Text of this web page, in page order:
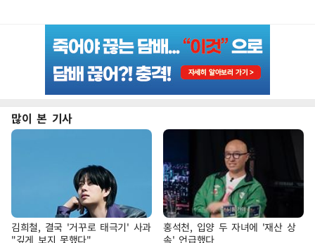
많이 본 기사
김희철, 결국 '거꾸로 태극기' 사과
"깊게 보지 못했다"
홍석천, 입양 두 자녀에 '재산 상
속' 언급했다